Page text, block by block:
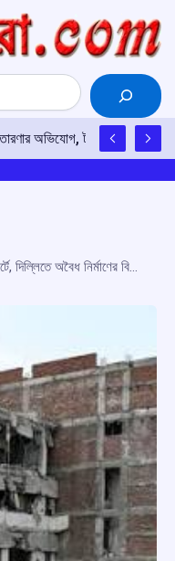
অভিযোগ, টাকা ফেরতের
সাকেতে বেআইনি বহুতল ধসের ঘটনা সুপ্রিম কোর্টে, দিল্লিতে অবৈধ নির্মাণের বিরুদ্ধে কড়া পদক্ষেপের দাবি অ্যামিকাস কিউরির